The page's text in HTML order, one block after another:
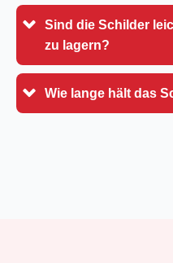
Sind die Schilder
zu lagern?
Wie lange hält das